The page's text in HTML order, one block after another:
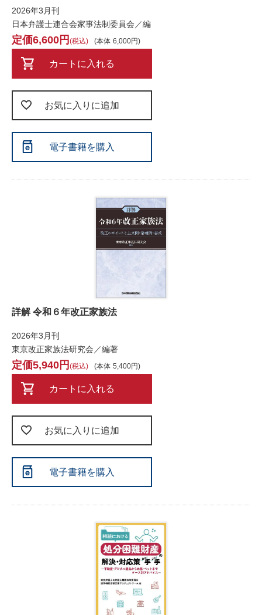
2026年3月刊
日本弁護士連合会家事法制委員会／編
本体 6,000
6,600 税込
カートに入れる
お気に入りに追加
電子書籍を購入
詳解 令和６年改正家族法
2026年3月刊
東京改正家族法研究会／編著
本体 5,400
5,940 税込
カートに入れる
お気に入りに追加
電子書籍を購入